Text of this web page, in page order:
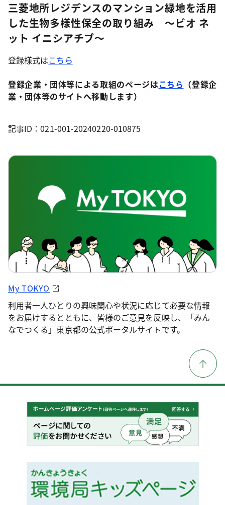
三菱地所レジデンスのマンション緑地を活用
した生物多様性保全の取り組み ～ビオ ネ
ット イニシアチブ～
登録様式はこちら
登録企業・団体等による取組のページはこちら （登録企
業・団体等のサイトへ移動します）
記事ID：021-001-20240220-010875
My TOKYO
利用者一人ひとりの興味関心や状況に応じて必要な情報
をお届けするとともに、皆様のご意見を反映し、「みん
なでつくる」東京都の公式ポータルサイトです。